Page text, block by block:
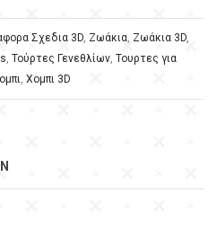
Σχεδια 3D, Ζωάκια, Ζωάκια 3D,
, Τούρτες Γενεθλίων, Τουρτες για
, Χομπι 3D